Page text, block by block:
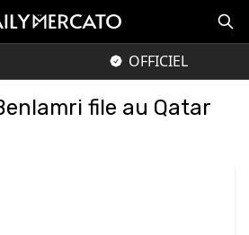
OFFICIEL
file au Qatar